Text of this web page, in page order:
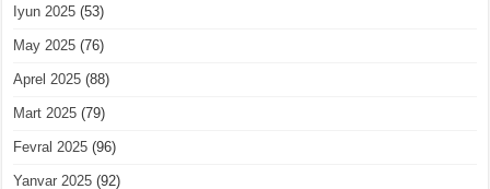
Iyun 2025 (53)
May 2025 (76)
Aprel 2025 (88)
Mart 2025 (79)
Fevral 2025 (96)
Yanvar 2025 (92)